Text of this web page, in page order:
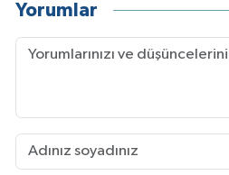
Yorumlar